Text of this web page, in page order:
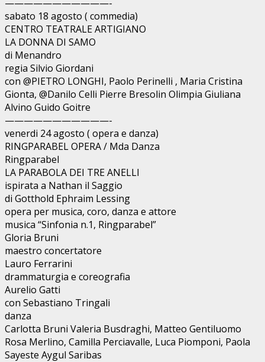
———————————-
sabato 18 agosto ( commedia)
CENTRO TEATRALE ARTIGIANO
LA DONNA DI SAMO
di Menandro
regia Silvio Giordani
con @PIETRO LONGHI, Paolo Perinelli , Maria Cristina
Gionta, @Danilo Celli Pierre Bresolin Olimpia Giuliana
Alvino Guido Goitre
———————————-
venerdi 24 agosto ( opera e danza)
RINGPARABEL OPERA / Mda Danza
Ringparabel
LA PARABOLA DEI TRE ANELLI
ispirata a Nathan il Saggio
di Gotthold Ephraim Lessing
opera per musica, coro, danza e attore
musica “Sinfonia n.1, Ringparabel”
Gloria Bruni
maestro concertatore
Lauro Ferrarini
drammaturgia e coreografia
Aurelio Gatti
con Sebastiano Tringali
danza
Carlotta Bruni Valeria Busdraghi, Matteo Gentiluomo
Rosa Merlino, Camilla Perciavalle, Luca Piomponi, Paola
Sayeste Aygul Saribas